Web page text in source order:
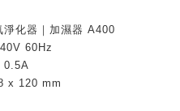
化器｜加濕器 A400
60Hz
0.5A
x 120 mm